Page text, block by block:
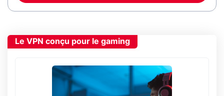
Le VPN conçu pour le gaming